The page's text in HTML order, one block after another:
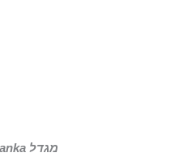
מגדל Snezhanka